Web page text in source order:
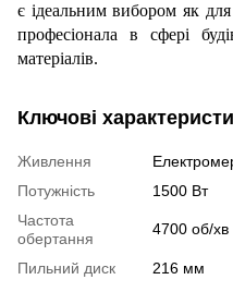
є ідеальним вибором як
професіонала в сфері
матеріалів.
Ключові
Живлення
Потужність
1500 Вт
Частота
обертання
4700 об/хв
Пильний диск 216 мм